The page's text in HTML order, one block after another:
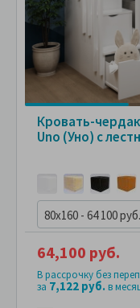
Кровать-
Uno (Уно) с
80x160 - 64 100 руб.
64,100 руб.
В рассрочку без
за 7,122 руб.в